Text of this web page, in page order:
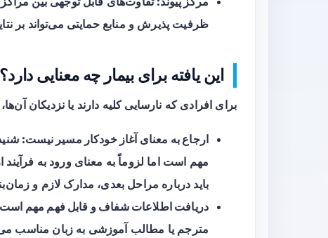
ظرفیت پذیرش و منابع حمایتی می‌تواند بر
این یافته برای بیمار چه معنایی دارد؟
برای افرادی که نارسایی کلیه دارند یا نزدیکان
ارجاع به معنای آغاز خودکار مسیر نیست:
مهم است اما لزوماً به معنای ورود به فرآیند
باید درباره مراحل بعدی، مدارک لازم و
دریافت اطلاعات شفاف و قابل فهم مهم
مترجم یا مطالب آموزشی به زبان مناسب